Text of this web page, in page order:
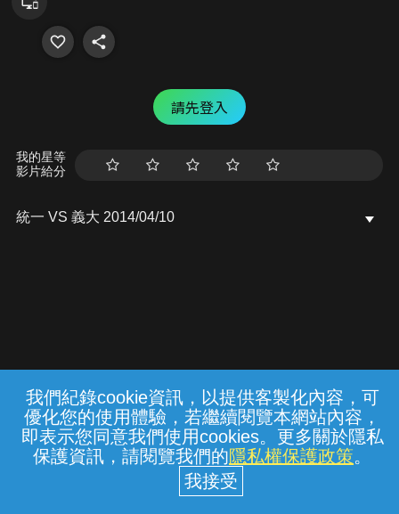
我們紀錄cookie資訊，以提供客製化內容，可
優化您的使用體驗，若繼續閱覽本網站內容，
即表示您同意我們使用cookies。更多關於隱私
保護資訊，請閱覽我們的隱私權保護政策。
請先登入
我的星等
影片給分
統一 VS 義大 2014/04/10
常見問題 線上客服 服務條款 隱私權保護
中華電信股份有限公司個人家庭分公司
(統一編號：96979949) © 2026
{{notifyMsg}}